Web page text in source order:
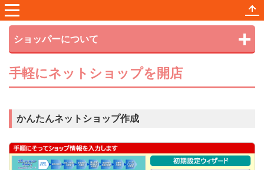
手軽にネットショップを開店
かんたんネットショップ作成
ショッパーについて